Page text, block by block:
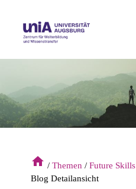
Suchbegriffe
home Themen Future Skills
Blog Detailansicht